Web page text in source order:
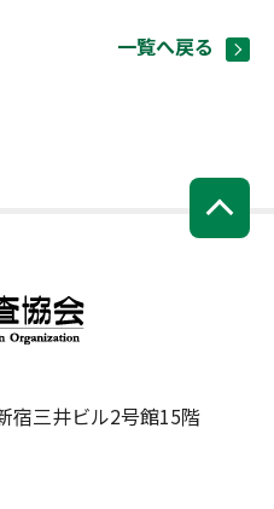
一覧へ戻る
宿三井ビル2号館15階